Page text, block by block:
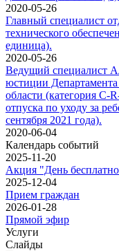
2020-05-26
Главный специалист
технического
единица).
2020-05-26
Ведущий специалист
юстиции
области (категория C-
отпуска по уходу за
сентября 2021 года).
2020-06-04
Календарь событий
2025-11-20
Акция "День
2025-12-04
Прием граждан
2026-01-28
Прямой эфир
Услуги
Слайды